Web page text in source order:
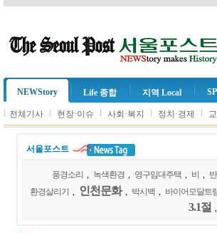
NEWStory Life 종합 지역 Local
l 전체기사 l 현장·이슈 l 사회·복지 l 정치·경제 l
서울포스트
풍경소리 녹색환경 영구임대주택 비
환경살리기
인천문화 박시백 바이어모달트
3.1절